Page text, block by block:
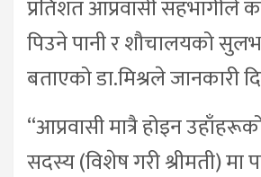
प्रतिशत आप्रवासी सहभागीले
पिउने पानी र शौचालयको
बताएको डा.मिश्रले जानकारी
“आप्रवासी मात्रै होइन
सदस्य (विशेष गरी श्रीमती) मा